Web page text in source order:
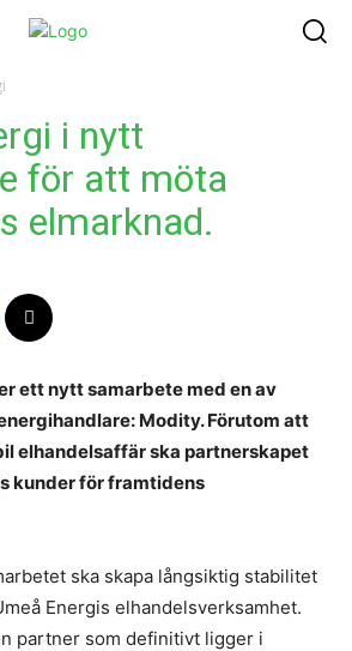
i nytt
för att möta
elmarknad.
ett nytt samarbete med en av
Modity. Förutom att
elhandelsaffär ska partnerskapet
kunder för framtidens
ska skapa långsiktig stabilitet
Energis elhandelsverksamhet.
partner som definitivt ligger i